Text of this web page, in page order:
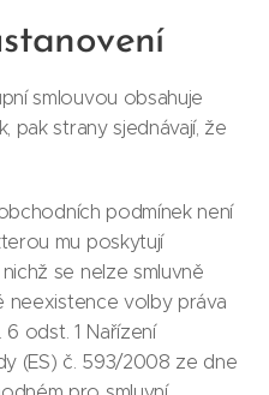
smlouvou obsahuje
pak strany sjednávají, že
podmínek není
mu poskytují
se nelze smluvně
neexistence volby práva
6 odst. 1 Nařízení
(ES) č. 593/2008 ze dne